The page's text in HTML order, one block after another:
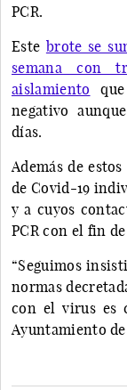
PCR.
Este brote se
semana con
aislamiento
negativo
días.
Además de
de Covid-19
y a cuyos
PCR con el fin
“Seguimos
normas
con el virus es
Ayuntamiento